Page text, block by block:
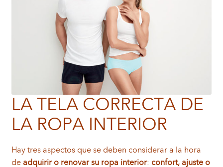
Estilismo
Frases Celebres
Protocolo y Etiqueta
Femenino
LA TELA CORRECTA DE
LA ROPA INTERIOR
Hay tres aspectos que se deben considerar a la hora
de adquirir o renovar su ropa interior: confort, ajuste o